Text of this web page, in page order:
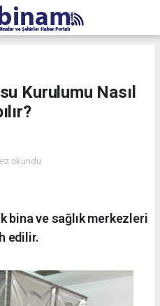
Kurulumu Nasıl
okundu.
bina ve sağlık merkezleri
edilir.